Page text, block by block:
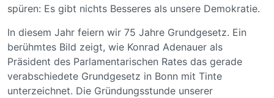
spüren: Es gibt nichts Besseres als unsere Demokratie.
In diesem Jahr feiern wir 75 Jahre Grundgesetz. Ein
berühmtes Bild zeigt, wie Konrad Adenauer als
Präsident des Parlamentarischen Rates das gerade
verabschiedete Grundgesetz in Bonn mit Tinte
unterzeichnet. Die Gründungsstunde unserer